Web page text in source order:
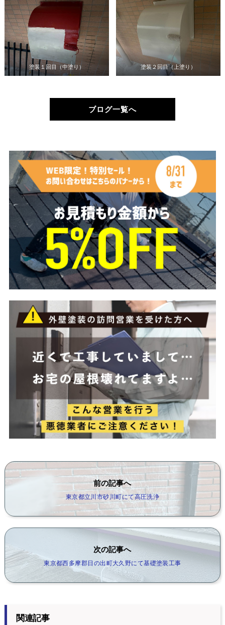
塗装１回目（中塗り） 塗装２回目（上塗り）
ブログ一覧へ
前の記事へ
東京都立川市砂川町にて高圧洗浄
次の記事へ
東京都西多摩郡日の出町大久野にて基礎塗装工事
関連記事